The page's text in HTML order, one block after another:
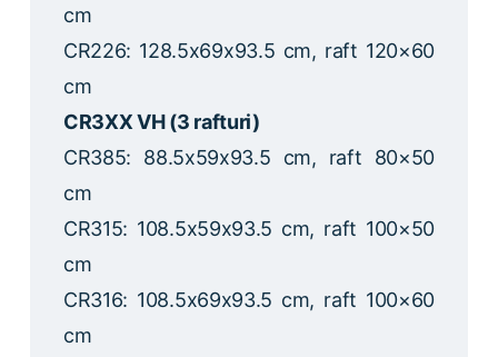
cm
CR226: 128.5x69x93.5 cm, raft 120×60
cm
CR3XX VH (3 rafturi)
CR385: 88.5x59x93.5 cm, raft 80×50
cm
CR315: 108.5x59x93.5 cm, raft 100×50
cm
CR316: 108.5x69x93.5 cm, raft 100×60
cm